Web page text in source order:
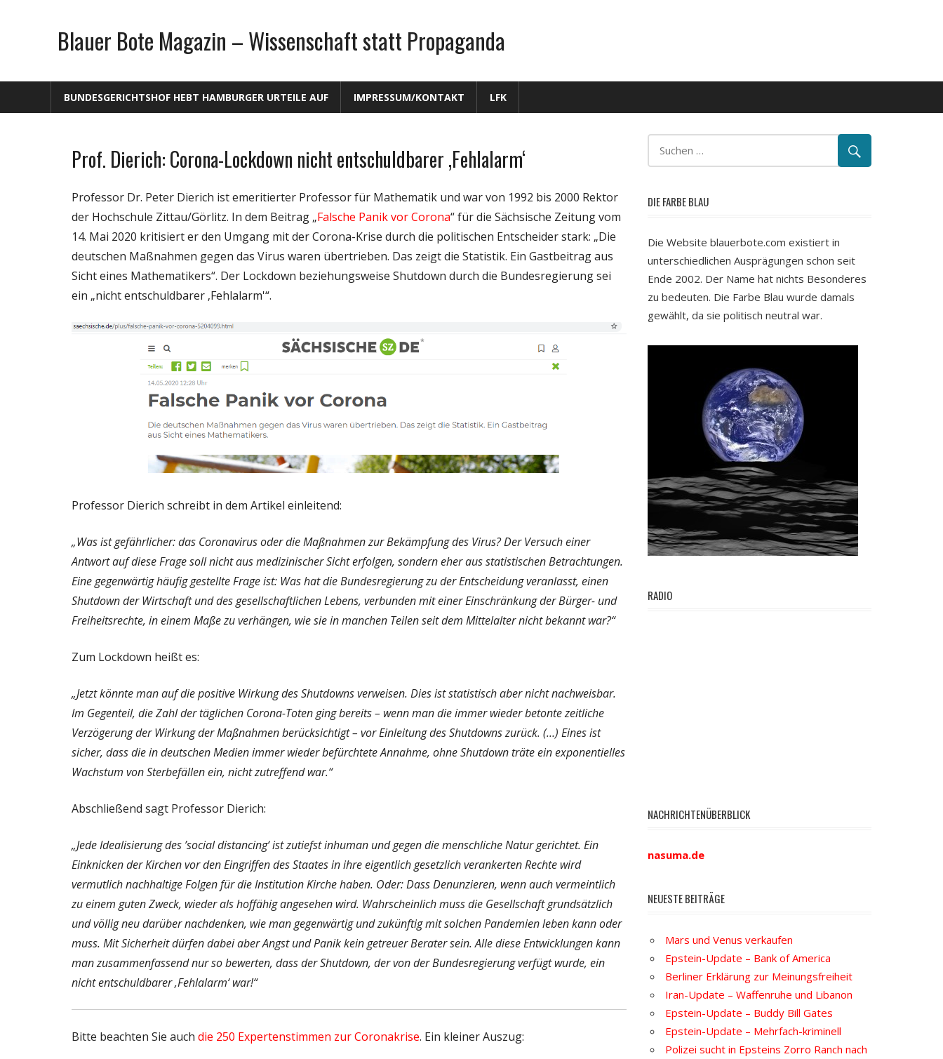
Blauer Bote Magazin – Wissenschaft statt Propaganda
BUNDESGERICHTSHOF HEBT HAMBURGER URTEILE AUF IMPRESSUM/KONTAKT LFK
Gesellschaft
Politik
Wirtschaft
Prof. Dierich: Corona-Lockdown nicht entschuldbarer ‚Fehlalarm‘
Professor Dr. Peter Dierich ist emeritierter Professor für Mathematik und war von 1992 bis 2000 Rektor
der Hochschule Zittau/Görlitz. In dem Beitrag „Falsche Panik vor Corona“ für die Sächsische Zeitung vom
14. Mai 2020 kritisiert er den Umgang mit der Corona-Krise durch die politischen Entscheider stark: „Die
deutschen Maßnahmen gegen das Virus waren übertrieben. Das zeigt die Statistik. Ein Gastbeitrag aus
Sicht eines Mathematikers“. Der Lockdown beziehungsweise Shutdown durch die Bundesregierung sei
ein „nicht entschuldbarer ‚Fehlalarm'“.
Professor Dierich schreibt in dem Artikel einleitend:
„Was ist gefährlicher: das Coronavirus oder die Maßnahmen zur Bekämpfung des Virus? Der Versuch einer
Antwort auf diese Frage soll nicht aus medizinischer Sicht erfolgen, sondern eher aus statistischen Betrachtungen.
Eine gegenwärtig häufig gestellte Frage ist: Was hat die Bundesregierung zu der Entscheidung veranlasst, einen
Shutdown der Wirtschaft und des gesellschaftlichen Lebens, verbunden mit einer Einschränkung der Bürger- und
Freiheitsrechte, in einem Maße zu verhängen, wie sie in manchen Teilen seit dem Mittelalter nicht bekannt war?“
Zum Lockdown heißt es:
„Jetzt könnte man auf die positive Wirkung des Shutdowns verweisen. Dies ist statistisch aber nicht nachweisbar.
Im Gegenteil, die Zahl der täglichen Corona-Toten ging bereits – wenn man die immer wieder betonte zeitliche
Verzögerung der Wirkung der Maßnahmen berücksichtigt – vor Einleitung des Shutdowns zurück. (…) Eines ist
sicher, dass die in deutschen Medien immer wieder befürchtete Annahme, ohne Shutdown träte ein exponentielles
Wachstum von Sterbefällen ein, nicht zutreffend war.“
Abschließend sagt Professor Dierich:
„Jede Idealisierung des ’social distancing‘ ist zutiefst inhuman und gegen die menschliche Natur gerichtet. Ein
Einknicken der Kirchen vor den Eingriffen des Staates in ihre eigentlich gesetzlich verankerten Rechte wird
vermutlich nachhaltige Folgen für die Institution Kirche haben. Oder: Dass Denunzieren, wenn auch vermeintlich
zu einem guten Zweck, wieder als hoffähig angesehen wird. Wahrscheinlich muss die Gesellschaft grundsätzlich
und völlig neu darüber nachdenken, wie man gegenwärtig und zukünftig mit solchen Pandemien leben kann oder
muss. Mit Sicherheit dürfen dabei aber Angst und Panik kein getreuer Berater sein. Alle diese Entwicklungen kann
man zusammenfassend nur so bewerten, dass der Shutdown, der von der Bundesregierung verfügt wurde, ein
nicht entschuldbarer ‚Fehlalarm‘ war!“
Bitte beachten Sie auch die 250 Expertenstimmen zur Coronakrise. Ein kleiner Auszug:
DIE FARBE BLAU
Die Website blauerbote.com existiert in
unterschiedlichen Ausprägungen schon seit
Ende 2002. Der Name hat nichts Besonderes
zu bedeuten. Die Farbe Blau wurde damals
gewählt, da sie politisch neutral war.
RADIO
NACHRICHTENÜBERBLICK
nasuma.de
NEUESTE BEITRÄGE
Mars und Venus verkaufen
Epstein-Update – Bank of America
Berliner Erklärung zur Meinungsfreiheit
Iran-Update – Waffenruhe und Libanon
Epstein-Update – Buddy Bill Gates
Epstein-Update – Mehrfach-kriminell
Polizei sucht in Epsteins Zorro Ranch nach